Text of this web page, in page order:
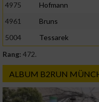
4975
Hofmann
4961
Bruns
5004
Tessarek
Rang: 472.
ALBUM B2RUN